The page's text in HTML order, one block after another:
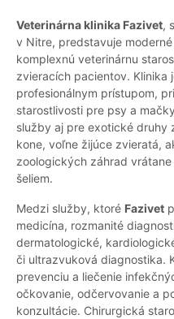
Veterinárna klinika Fazivet,
v Nitre, predstavuje
komplexnú veterinárnu
zvieracích pacientov. Klinika
profesionálnym prístupom,
starostlivosti pre psy a
služby aj pre exotické druhy
kone, voľne žijúce zvieratá,
zoologických záhrad
šeliem.
Medzi služby, ktoré Fazivet
medicína, rozmanité
dermatologické,
či ultrazvuková diagnostika.
prevenciu a liečenie
očkovanie, odčervovanie a
konzultácie. Chirurgická